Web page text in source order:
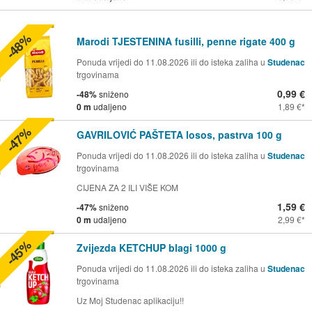
Marodi TJESTENINA fusilli, penne rigate 400 g
Ponuda vrijedi do 11.08.2026 ili do isteka zaliha u Studenac
trgovinama
-48%sniženo
0 m udaljeno
0,99 €
1,89 €
-48%
GAVRILOVIĆ PAŠTETA losos, pastrva 100 g
Ponuda vrijedi do 11.08.2026 ili do isteka zaliha u Studenac
trgovinama
CIJENA ZA 2 ILI VIŠE KOM
-47%sniženo
0 m udaljeno
1,59 €
2,99 €
-47%
Zvijezda KETCHUP blagi 1000 g
Ponuda vrijedi do 11.08.2026 ili do isteka zaliha u Studenac
trgovinama
Uz Moj Studenac aplikaciju!!
-45%